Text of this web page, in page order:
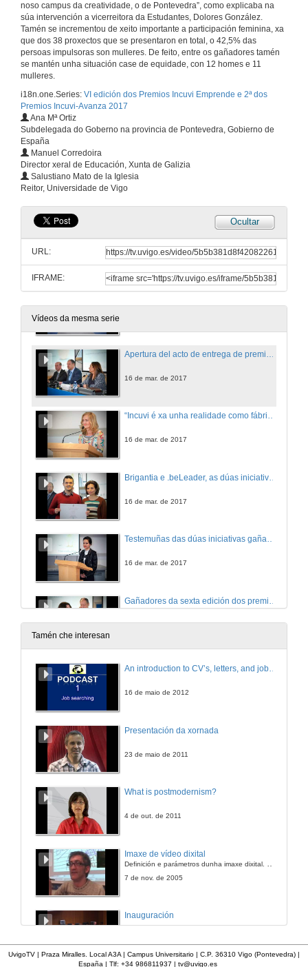
noso campus da creatividade, o de Pontevedra”, como explicaba na
súa intervención a vicerreitora da Estudantes, Dolores González.
Tamén se incrementou de xeito importante a participación feminina, xa
que dos 38 proxectos que se presentaron en total, o 42,5% das
persoas impulsoras son mulleres. De feito, entre os gañadores tamén
se mantén unha situación case de equidade, con 12 homes e 11
mulleres.
i18n.one.Series: VI edición dos Premios Incuvi Emprende e 2ª dos
Premios Incuvi-Avanza 2017
Ana Mª Ortiz
Subdelegada do Goberno na provincia de Pontevedra, Gobierno de
España
Manuel Corredoira
Director xeral de Educación, Xunta de Galizia
Salustiano Mato de la Iglesia
Reitor, Universidade de Vigo
Ocultar
URL:
IFRAME:
Vídeos da mesma serie
VI edición dos premios Incuvi-Emprende 2017
16 de mar. de 2017
“Incuvi é xa unha realidade como fábrica de emprendedores e con el estamos asistindo ao cumprimento dunha materia pendente da universidade española"
16 de mar. de 2017
16 de mar. de 2017
Testemuñas das dúas iniciativas gañadoras dos premios Incuvi-Avanza 2017
16 de mar. de 2017
16 de mar. de 2017
Tamén che interesan
An introduction to CV’s, letters, and job searching
16 de maio de 2012
Presentación da xornada
23 de maio de 2011
What is postmodernism?
4 de out. de 2011
Imaxe de vídeo dixital
Definición e parámetros dunha imaxe dixital. Resolución e Aspecto. Profundidade da cor. Compresión. Frame por segundo. Entrelazado. Campos, cadros
7 de nov. de 2005
Inauguración
UvigoTV | Praza Miralles. Local A3A | Campus Universitario | C.P. 36310 Vigo (Pontevedra) |
España | Tlf: +34 986811937 | tv@uvigo.es